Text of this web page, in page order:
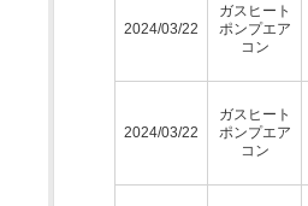
2024/03/22
ガスヒート
ポンプエア
コン
2024/03/22
ガスヒート
ポンプエア
コン